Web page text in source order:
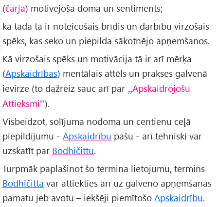
(čarjā) motivējošā doma un sentiments;
kā tāda tā ir noteicošais brīdis un darbību virzošais
spēks, kas seko un piepilda sākotnējo apņemšanos.
Kā virzošais spēks un motivācija tā ir arī mērķa
(Apskaidrības) mentālais attēls un prakses galvenā
ievirze (to dažreiz sauc arī par Apskaidrojošu
Attieksmi ).
Visbeidzot, solījuma nodoma un centienu ceļā
piepildījumu - Apskaidrību pašu - arī tehniski var
uzskatīt par Bodhičittu.
Turpmāk paplašinot šo termina lietojumu, termins
Bodhičitta var attiekties arī uz galveno apņemšanās
pamatu jeb avotu – iekšēji piemītošo Apskaidrību.